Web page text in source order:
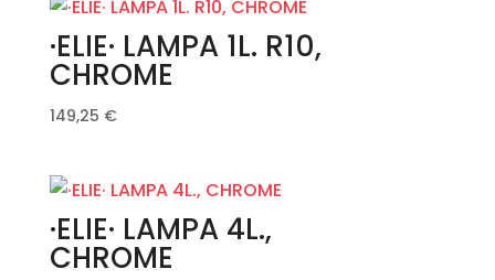
·ELIE· LAMPA 1L. R10,
CHROME
149,25 €
·ELIE· LAMPA 4L.,
CHROME